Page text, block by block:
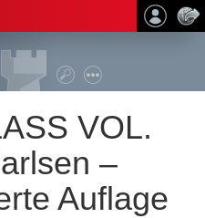
VOL.
–
Auflage